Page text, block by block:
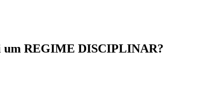
um REGIME DISCIPLINAR?